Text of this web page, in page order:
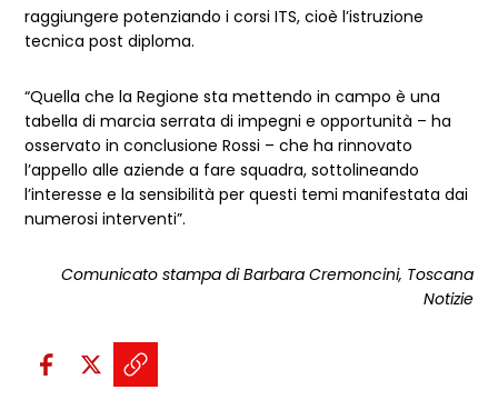
raggiungere potenziando i corsi ITS, cioè l’istruzione
tecnica post diploma.
“Quella che la Regione sta mettendo in campo è una
tabella di marcia serrata di impegni e opportunità – ha
osservato in conclusione Rossi – che ha rinnovato
l’appello alle aziende a fare squadra, sottolineando
l’interesse e la sensibilità per questi temi manifestata dai
numerosi interventi”.
Comunicato stampa di Barbara Cremoncini, Toscana
Notizie
Condividi sui social:
Condividi su Facebook - apre
Condividi su X - apre una
Copia il link e condividi -